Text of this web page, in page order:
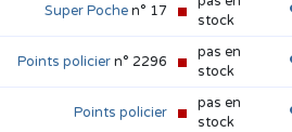
Super Pochen° 17
stock
Points policiern° 2296
pas en
stock
Points policier
pas en
stock